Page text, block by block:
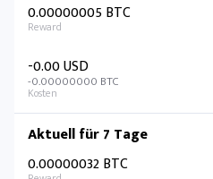
0.00000005 BTC
-0.00 USD
-0.00000000 BTC
Aktuell für 7 Tage
0.00000032 BTC